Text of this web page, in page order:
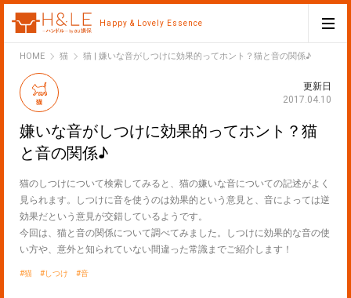
Happy & Lovely Essence
HOMEH&LE
猫 猫 | 嫌いな音がしつけに効果的ってホント？猫と音の関係♪
猫
更新日
2017.04.10
嫌いな音がしつけに効果的ってホント？猫
と音の関係♪
猫のしつけについて検索してみると、猫の嫌いな音についての記述がよく
見られます。しつけに音を使うのは効果的という意見と、音によっては逆
効果だという意見が交錯しているようです。
今回は、猫と音の関係について調べてみました。しつけに効果的な音の使
い方や、意外と知られていない間違った常識までご紹介します！
猫 しつけ 音